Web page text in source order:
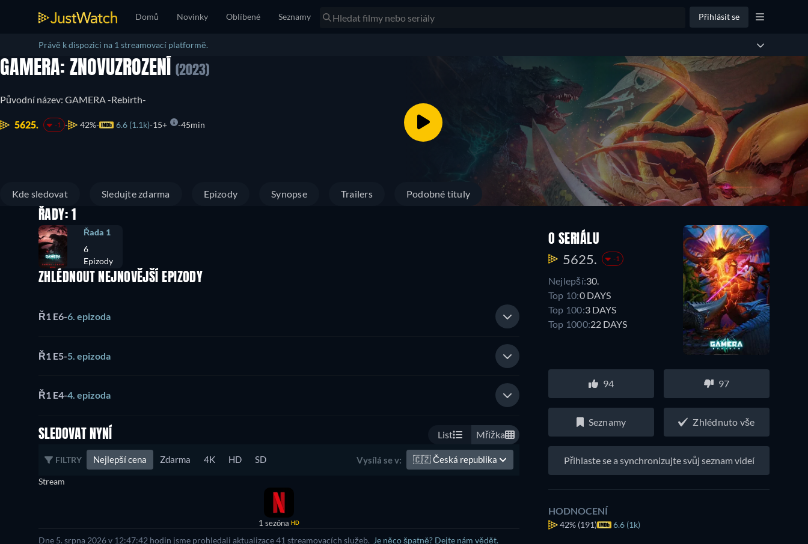
Domů Novinky Oblíbené Seznamy Přihlásit se
Právě k dispozici na 1 streamovací platformě.
GAMERA: ZNOVUZROZENÍ (2023)
Původní název: GAMERA -Rebirth-
5625. -1 42% 6.6 (1.1k) 15+ 45min
Kde sledovat Sledujte zdarma Epizody Synopse Trailers Podobné tituly
ŘADY: 1
Řada 1
6
Epizody
ZHLÉDNOUT NEJNOVĚJŠÍ EPIZODY
Ř1 E6-6. epizoda
Ř1 E5-5. epizoda
Ř1 E4-4. epizoda
SLEDOVAT NYNÍ List Mřížka
FILTRY Nejlepší cena Zdarma 4K HD SD Vysílá se v: 🇨🇿Česká republika
Stream
1 sezóna HD
Dne 5. srpna 2026 v 12:47:42 hodin jsme prohledali aktualizace 41 streamovacích služeb. Je něco špatně? Dejte nám vědět.
O SERIÁLU
5625. -1
Nejlepší:30.
Top 10:0 DAYS
Top 100:3 DAYS
Top 1000:22 DAYS
94 97
Seznamy Zhlédnuto vše
Přihlaste se a synchronizujte svůj seznam videí
HODNOCENÍ
42% (191) 6.6 (1k)